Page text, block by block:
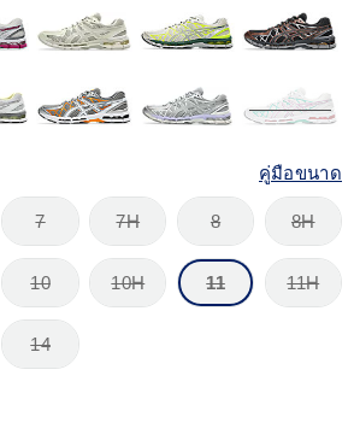
คู่มือขนาด
7 7H 8 8H
10 10H 11 11H
14